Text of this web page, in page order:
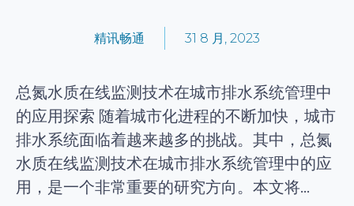
精讯畅通 31 8 月, 2023
总氮水质在线监测技术在城市排水系统管理中
的应用探索 随着城市化进程的不断加快，城市
排水系统面临着越来越多的挑战。其中，总氮
水质在线监测技术在城市排水系统管理中的应
用，是一个非常重要的研究方向。本文将...